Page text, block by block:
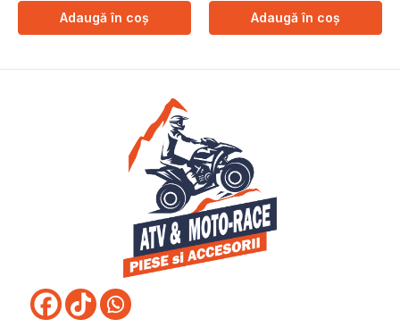
Adaugă în coș Adaugă în coș